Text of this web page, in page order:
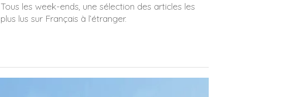
Tous les week-ends, une sélection des articles les
plus lus sur Français à l’étranger.